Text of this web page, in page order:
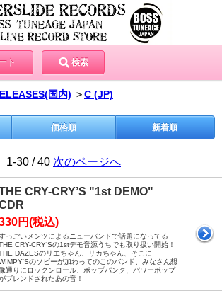
ト 検索
国内) ＞C (JP)
価格順 新着順
1-30 / 40 次のページへ
CRY-CRY’S "1st DEMO"
円(税込)
っごいメンツによるニューバンドで話題になってる
CRY-CRY’Sの1stデモ音源うちでも取り扱い開始！
DAZESのリエちゃん、リカちゃん、そこに
のソビーが加わってのこのバンド、みなさん想
通りにロックンロール、ポップパンク、パワーポップ
ブレンドされたあの音！